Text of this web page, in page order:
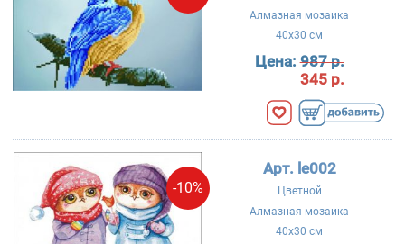
Алмазная мозаика
40x30 см
Цена:987 р.
345 р.
-10%
Арт. le002
Цветной
Алмазная мозаика
40x30 см